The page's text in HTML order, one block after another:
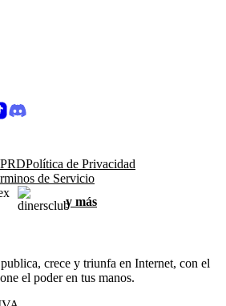
Política de Privacidad
de Servicio
y más
crece y triunfa en Internet, con el
el poder en tus manos.